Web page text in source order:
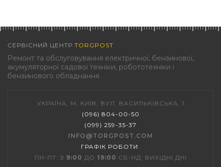
СЕРВІСНИЙ ЦЕНТР TORGPOST
Ремонт та обслуговування електричної, бензинової,
акумуляторної садової техніки, робототехніки і
бензинового обладнання.
УКРАЇНА, М. КИЇВ, ВУЛ. ВАСИЛЬКІВСЬКА, 1
(096) 804-00-50
(099) 259-35-37
INFO@TORGPOST.COM
ГРАФІК РОБОТИ :
ПН-ПТ: З 9:00 ДО 19:00 СБ-НД: ВИХІДНІ ДНІ